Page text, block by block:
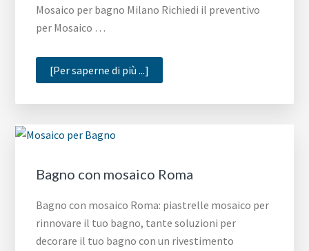
Mosaico per bagno Milano Richiedi il preventivo
per Mosaico …
[Per saperne di più ...]
per
bagno
Bagno con mosaico Roma
Bagno con mosaico Roma: piastrelle mosaico per
rinnovare il tuo bagno, tante soluzioni per
decorare il tuo bagno con un rivestimento